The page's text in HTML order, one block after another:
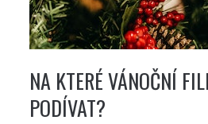
NA KTERÉ VÁNOČNÍ
PODÍVAT?